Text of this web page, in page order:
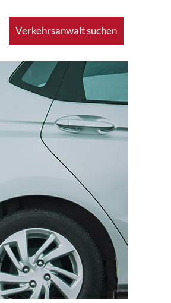
Verkehrsanwalt suchen